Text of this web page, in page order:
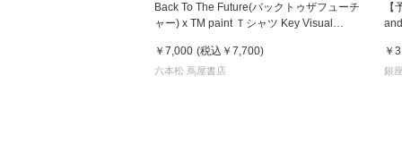
Back To The Future(バックトゥザフューチ
ャー) x TM paint Ｔシャツ Key Visual
￥7,000 (税込 ￥7,700)
六本松 蔦屋書店
￥
銀